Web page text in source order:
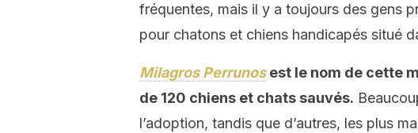
fréquentes, mais il y a toujours des gens
pour chatons et chiens handicapés situé
Milagros Perrunosest le nom de cette
de 120 chiens et chats sauvés.
l’adoption, tandis que d’autres, les plus